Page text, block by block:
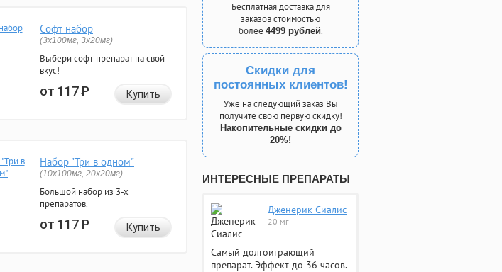
Софт набор
(3x100мг, 3x20мг)
Выбери софт-препарат на свой
вкус!
от 117Р Купить
Набор "Три в одном"
(10x100мг, 20x20мг)
Большой набор из 3-х
препаратов.
от 117Р Купить
Бесплатная доставка для
заказов стоимостью
более 4499 рублей.
Скидки для
постоянных клиентов!
Уже на следующий заказ Вы
получите свою первую скидку!
Накопительные скидки до
20%!
ИНТЕРЕСНЫЕ ПРЕПАРАТЫ
Дженерик Сиалис
20 мг
Самый долгоиграющий
препарат. Эффект до 36 часов.